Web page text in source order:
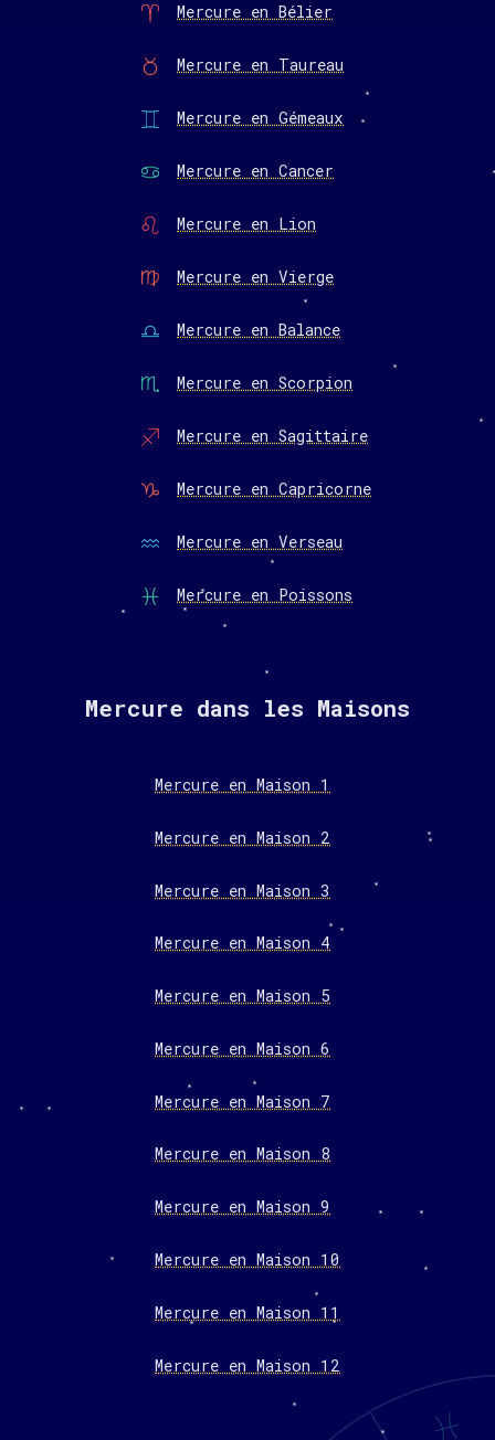
Mercure en Bélier
Mercure en Taureau
Mercure en Gémeaux
Mercure en Cancer
Mercure en Lion
Mercure en Vierge
Mercure en Balance
Mercure en Scorpion
Mercure en Sagittaire
Mercure en Capricorne
Mercure en Verseau
Mercure en Poissons
Mercure dans les Maisons
Mercure en Maison 1
Mercure en Maison 2
Mercure en Maison 3
Mercure en Maison 4
Mercure en Maison 5
Mercure en Maison 6
Mercure en Maison 7
Mercure en Maison 8
Mercure en Maison 9
Mercure en Maison 10
Mercure en Maison 11
Mercure en Maison 12